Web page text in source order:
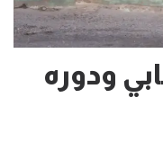
ودوره